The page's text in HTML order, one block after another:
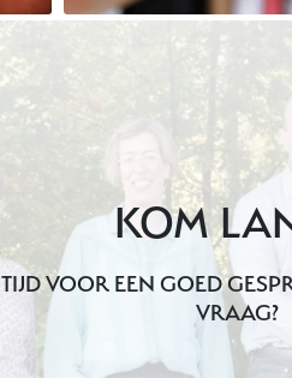
KOM
TIJD VOOR EEN GOED
VRAAG?